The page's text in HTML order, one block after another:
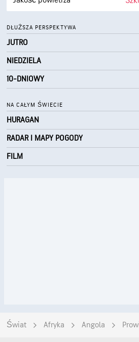
Punkt rosy
AccuLumen Brightness Index™
DŁUŻSZA PERSPEKTYWA
JUTRO
NIEDZIELA
10-DNIOWY
NA CAŁYM ŚWIECIE
HURAGAN
RADAR I MAPY POGODY
FILM
Świat Afryka Angola